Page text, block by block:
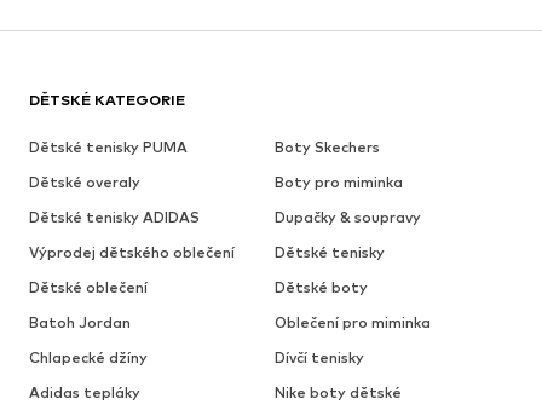
DĚTSKÉ KATEGORIE
Dětské tenisky PUMA
Boty Skechers
Dětské overaly
Boty pro miminka
Dětské tenisky ADIDAS
Dupačky & soupravy
Výprodej dětského oblečení
Dětské tenisky
Dětské oblečení
Dětské boty
Batoh Jordan
Oblečení pro miminka
Chlapecké džíny
Dívčí tenisky
Adidas tepláky
Nike boty dětské